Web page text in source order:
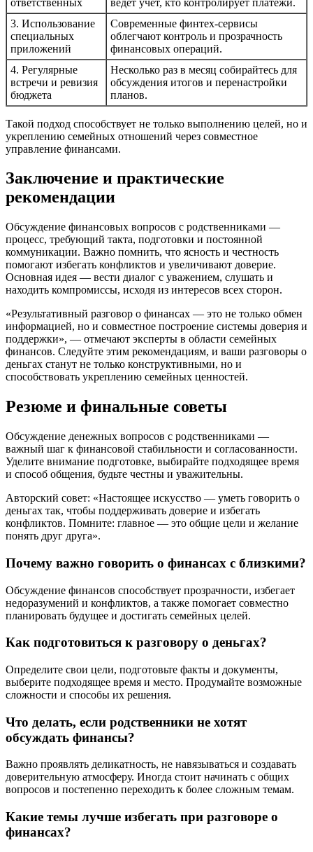
3. Использование
специальных
приложений
Современные финтех-сервисы
облегчают контроль и прозрачность
финансовых операций.
4. Регулярные
встречи и ревизия
бюджета
Несколько раз в месяц собирайтесь для
обсуждения итогов и перенастройки
планов.
Такой подход способствует не только выполнению целей, но и
укреплению семейных отношений через совместное
управление финансами.
Заключение и практические
рекомендации
Обсуждение финансовых вопросов с родственниками —
процесс, требующий такта, подготовки и постоянной
коммуникации. Важно помнить, что ясность и честность
помогают избегать конфликтов и увеличивают доверие.
Основная идея — вести диалог с уважением, слушать и
находить компромиссы, исходя из интересов всех сторон.
«Результативный разговор о финансах — это не только обмен
информацией, но и совместное построение системы доверия и
поддержки», — отмечают эксперты в области семейных
финансов. Следуйте этим рекомендациям, и ваши разговоры о
деньгах станут не только конструктивными, но и
способствовать укреплению семейных ценностей.
Резюме и финальные советы
Обсуждение денежных вопросов с родственниками —
важный шаг к финансовой стабильности и согласованности.
Уделите внимание подготовке, выбирайте подходящее время
и способ общения, будьте честны и уважительны.
Авторский совет: «Настоящее искусство — уметь говорить о
деньгах так, чтобы поддерживать доверие и избегать
конфликтов. Помните: главное — это общие цели и желание
понять друг друга».
Почему важно говорить о финансах с близкими?
Обсуждение финансов способствует прозрачности, избегает
недоразумений и конфликтов, а также помогает совместно
планировать будущее и достигать семейных целей.
Как подготовиться к разговору о деньгах?
Определите свои цели, подготовьте факты и документы,
выберите подходящее время и место. Продумайте возможные
сложности и способы их решения.
Что делать, если родственники не хотят
обсуждать финансы?
Важно проявлять деликатность, не навязываться и создавать
доверительную атмосферу. Иногда стоит начинать с общих
вопросов и постепенно переходить к более сложным темам.
Какие темы лучше избегать при разговоре о
финансах?